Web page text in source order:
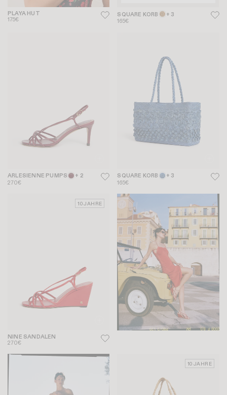
PLAYA HUT
175€
SQUARE KORB + 3
165€
ARLESIENNE PUMPS + 2
270€
SQUARE KORB + 3
165€
10 JAHRE
NINE SANDALEN
270€
10 JAHRE